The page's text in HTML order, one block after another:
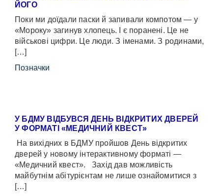
ЙОГО
Поки ми доїдали паски й запивали компотом — у
«Мороку» загинув хлопець. І є поранені. Це не
військові цифри. Це люди. З іменами. З родинами,
[…]
Позначки
У БДМУ ВІДБУВСЯ ДЕНЬ ВІДКРИТИХ ДВЕРЕЙ
У ФОРМАТІ «МЕДИЧНИЙ КВЕСТ»
На вихідних в БДМУ пройшов День відкритих
дверей у новому інтерактивному форматі —
«Медичний квест». Захід дав можливість
майбутнім абітурієнтам не лише ознайомитися з
[…]